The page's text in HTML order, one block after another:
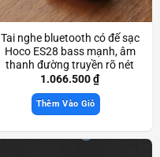
Tai nghe bluetooth có đế sạc
Hoco ES28 bass mạnh, âm
thanh đường truyền rõ nét
chính hãng Scd3833
1.066.500₫
Thêm Vào Giỏ